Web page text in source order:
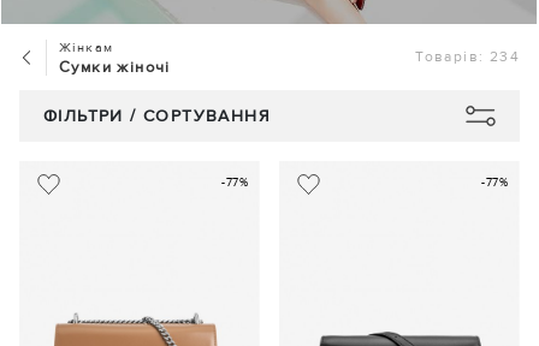
Жінкам
Сумки жіночі
Товарів: 234
ФІЛЬТРИ / СОРТУВАННЯ
-77% -77%